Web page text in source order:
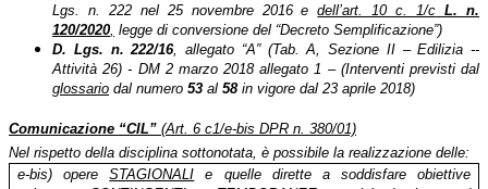
Lgs. n. 222 nel 25 novembre 2016 edell’art. 10 c. 1/c L. n.
120/2020 legge di conversione del “Decreto Semplificazione”)
D. Lgs. n. 222/16, allegato “A” (Tab. A, Sezione II – Edilizia --
Attività 26) - DM 2 marzo 2018 allegato 1 – (Interventi previsti dal
glossario dal numero 53 al 58 in vigore dal 23 aprile 2018)
Comunicazione “CIL” (Art. 6 c1/e-bis DPR n. 380/01)
Nel rispetto della disciplina sottonotata, è possibile la realizzazione delle:
e-bis) opereSTAGIONALI e quelle dirette a soddisfare obiettive